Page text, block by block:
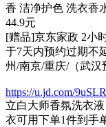
香 洁净护色 洗衣香
44.9元
[赠品]京东家政 2小
于7天内预约过期不
州/南京/重庆/（武汉
https://u.jd.com/
立白大师香氛洗衣
衣可用下单1件到手